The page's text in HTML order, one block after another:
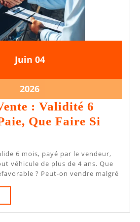
Juin4
2026
044
20264
juin
2026
: Validité 6
Que Faire Si
véhicule de plus de 4 ans. Que
? Peut-on vendre malgré